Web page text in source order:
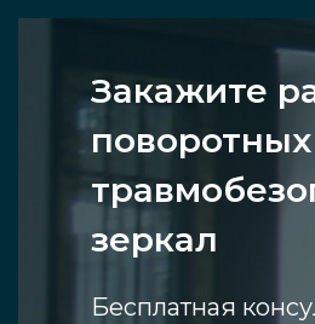
Закажите
поворотных
зеркал
Бесплатная